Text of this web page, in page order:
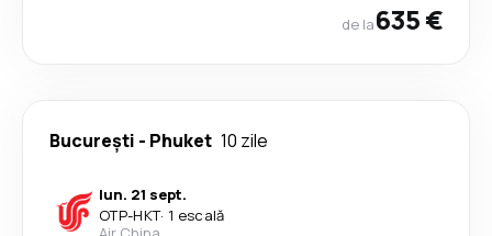
de la635 €
București - Phuket 10 zile
lun. 21 sept.
OTP-HKT· 1 escală